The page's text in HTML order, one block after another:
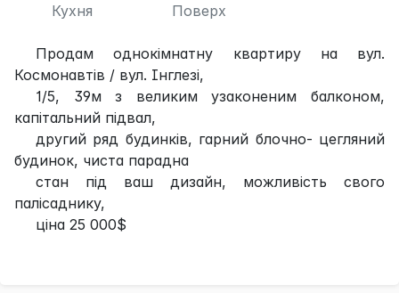
Кухня Поверх
Продам однокімнатну квартиру на вул.
Космонавтів / вул. Інглезі,
1/5, 39м з великим узаконеним балконом,
капітальний підвал,
другий ряд будинків, гарний блочно- цегляний
будинок, чиста парадна
стан під ваш дизайн, можливість свого
палісаднику,
ціна 25 000$